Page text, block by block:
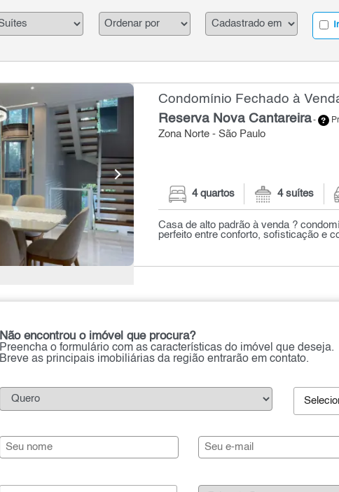
Condomínio Fechado à
Reserva Nova Cantareira-
Zona Norte - São Paulo
4 quartos 4 suítes
Casa de alto padrão à venda ?
perfeito entre conforto, sofisticação e
Não encontrou o imóvel que procura?
Preencha o formulário com as características do imóvel que deseja.
Breve as principais imobiliárias da região entrarão em contato.